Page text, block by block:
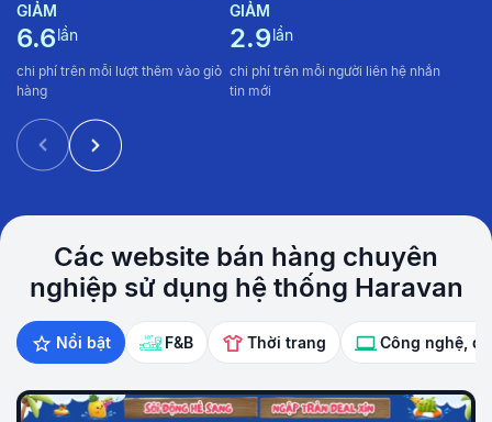
GIẢM
6.6lần
chi phí trên mỗi lượt thêm vào giỏ
hàng
GIẢM
2.9lần
chi phí trên mỗi người liên hệ nhắn
tin mới
Các website bán hàng chuyên
nghiệp sử dụng hệ thống Haravan
Nổi bật F&B Thời trang Công nghệ,